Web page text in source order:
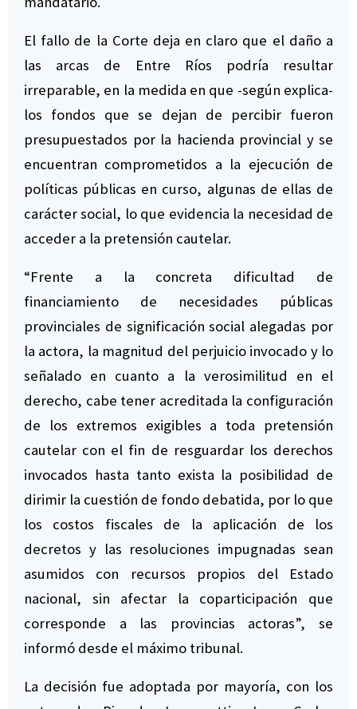
El fallo de la Corte deja en claro que el daño a
las arcas de Entre Ríos podría resultar
irreparable, en la medida en que -según explica-
los fondos que se dejan de percibir fueron
presupuestados por la hacienda provincial y se
encuentran comprometidos a la ejecución de
políticas públicas en curso, algunas de ellas de
carácter social, lo que evidencia la necesidad de
acceder a la pretensión cautelar.
“Frente a la concreta dificultad de
financiamiento de necesidades públicas
provinciales de significación social alegadas por
la actora, la magnitud del perjuicio invocado y lo
señalado en cuanto a la verosimilitud en el
derecho, cabe tener acreditada la configuración
de los extremos exigibles a toda pretensión
cautelar con el fin de resguardar los derechos
invocados hasta tanto exista la posibilidad de
dirimir la cuestión de fondo debatida, por lo que
los costos fiscales de la aplicación de los
decretos y las resoluciones impugnadas sean
asumidos con recursos propios del Estado
nacional, sin afectar la coparticipación que
corresponde a las provincias actoras”, se
informó desde el máximo tribunal.
La decisión fue adoptada por mayoría, con los